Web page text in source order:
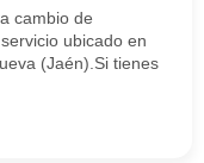
cambio de
ubicado en
(Jaén).Si tienes